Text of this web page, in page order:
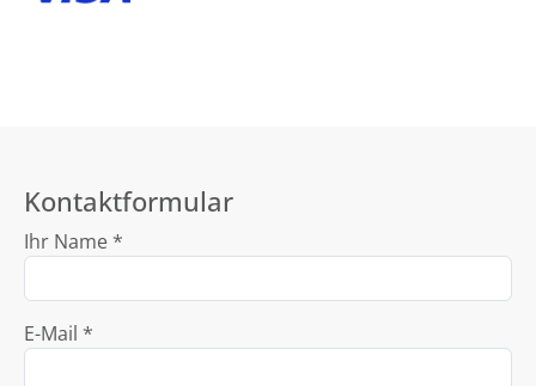
Kontaktformular
Ihr Name *
E-Mail *